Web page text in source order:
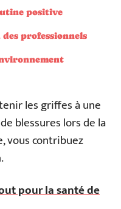
positive
professionnels
les griffes à une
blessures lors de la
vous contribuez
pour la santé de